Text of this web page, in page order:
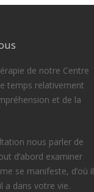
de notre Centre
temps relativement
et de la
nous parler de
d’abord examiner
se manifeste, d’où il
a dans votre vie.